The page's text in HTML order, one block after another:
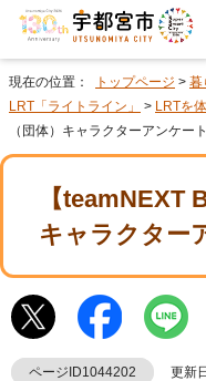
現在の位置： トップページ > 暮
LRT「ライトライン」
> LRTを
（団体）キャラクターアンケー
【teamNEXT
キャラクター
ページID1044202 更新